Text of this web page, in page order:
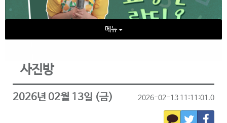
메뉴
사진방
2026년 02월 13일 (금) 2026-02-13 11:11:01.0